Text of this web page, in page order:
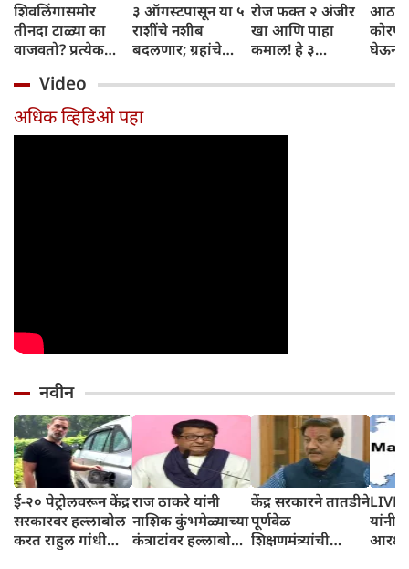
शिवलिंगासमोर
तीनदा टाळ्या का
वाजवतो? प्रत्येक
जाणून घ्या
३ ऑगस्टपासून या ५
राशींचे नशीब
बदलणार; ग्रहांचे
संपतील आणि शुभ
दिवसांची सुरुवात
होईल
रोज फक्त २ अंजीर
खा आणि पाहा
कमाल! हे ३
तुम्हाला ठाऊक
घेऊन
Video
अधिक व्हिडिओ पहा
नवीन
ई-२० पेट्रोलवरून केंद्र
सरकारवर हल्लाबोल
करत राहुल गांधी
राज ठाकरे यांनी
नाशिक कुंभमेळ्याच्या
कंत्राटांवर हल्लाबोल
केंद्र सरकारने तातडीने
पूर्णवेळ
शिक्षणमंत्र्यांची
LIVE: मनोज जारंगे
यांनी